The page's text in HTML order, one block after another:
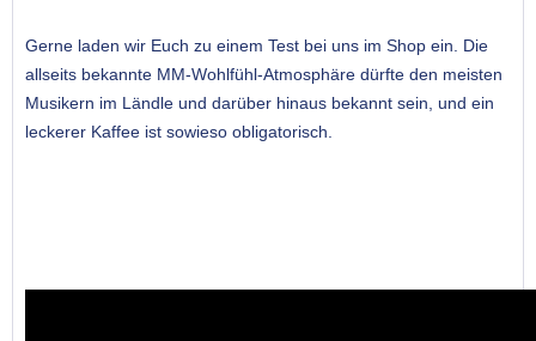
Gerne laden wir Euch zu einem Test bei uns im Shop ein. Die
allseits bekannte MM-Wohlfühl-Atmosphäre dürfte den meisten
Musikern im Ländle und darüber hinaus bekannt sein, und ein
leckerer Kaffee ist sowieso obligatorisch.